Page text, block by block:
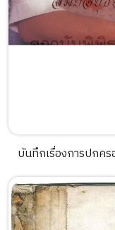
บันทึกเรื่องการปกค